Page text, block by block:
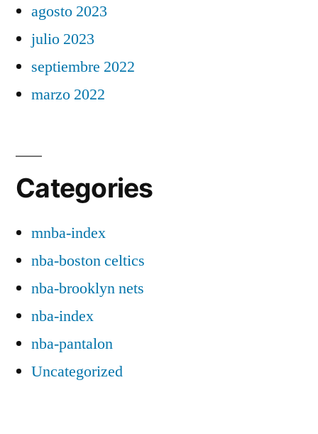
agosto 2023
julio 2023
septiembre 2022
marzo 2022
Categories
mnba-index
nba-boston celtics
nba-brooklyn nets
nba-index
nba-pantalon
Uncategorized